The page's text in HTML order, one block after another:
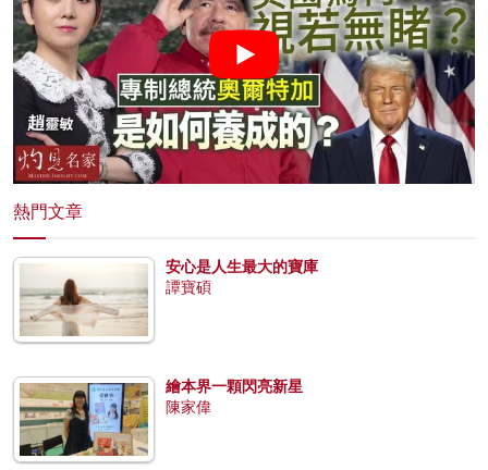
熱門文章
安心是人生最大的寶庫
譚寶碩
繪本界一顆閃亮新星
陳家偉